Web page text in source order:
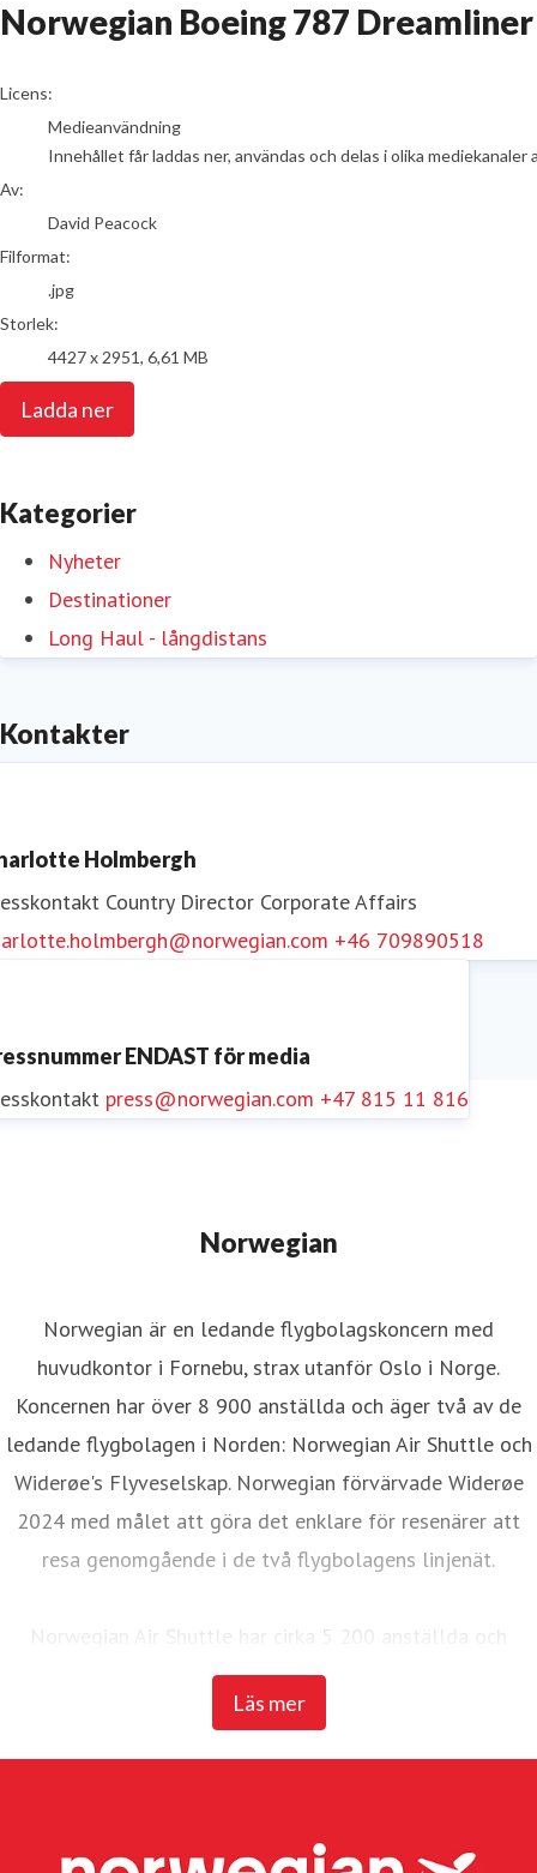
Norwegian Boeing 787 Dreamliner
David Peacock
Licens:
Medieanvändning
Innehållet får laddas ner, användas och delas i olika
Av:
David Peacock
Filformat:
.jpg
Storlek:
4427 x 2951, 6,61 MB
Ladda ner
Kategorier
Nyheter
Destinationer
Long Haul - långdistans
Kontakter
Holmbergh
Country Director Corporate Affairs
+46 709890518
ENDAST för media
press@norwegian.com +47 815 11 816
Norwegian
Läs mer
Norwegian är en ledande flygbolagskoncern med
huvudkontor i Fornebu, strax utanför Oslo i Norge.
Koncernen har över 8 900 anställda och äger två av de
ledande flygbolagen i Norden: Norwegian Air Shuttle och
Widerøe's Flyveselskap. Norwegian förvärvade Widerøe
2024 med målet att göra det enklare för resenärer att
resa genomgående i de två flygbolagens linjenät.
Norwegian Air Shuttle har cirka 5 200 anställda och
erbjuder ett omfattande linjenät som binder samman de
nordiska länderna med ett brett utbud av destinationer i